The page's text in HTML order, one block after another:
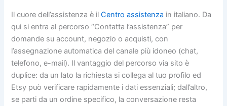
Il cuore dell’assistenza è ilCentro assistenza in italiano. Da
qui si entra al percorso “Contatta l’assistenza” per
domande su account, negozio o acquisti, con
l’assegnazione automatica del canale più idoneo (chat,
telefono, e-mail). Il vantaggio del percorso via sito è
duplice: da un lato la richiesta si collega al tuo profilo ed
Etsy può verificare rapidamente i dati essenziali; dall’altro,
se parti da un ordine specifico, la conversazione resta